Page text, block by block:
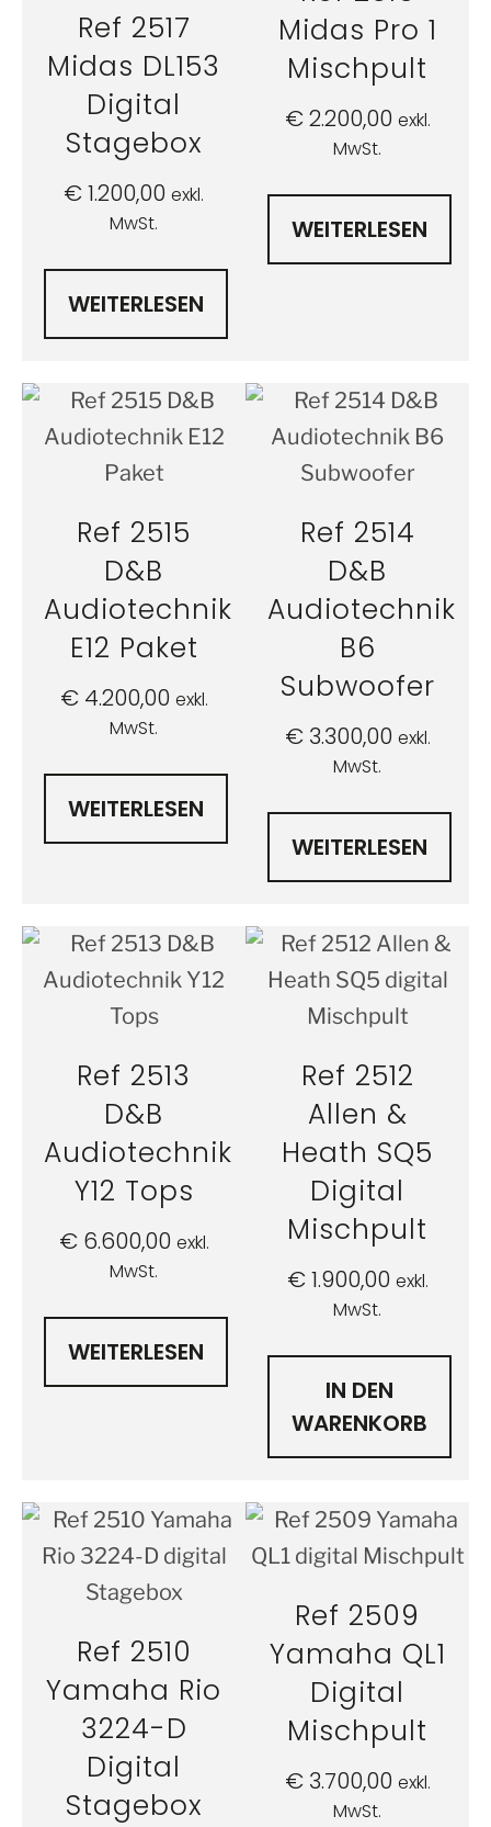
Ref 2517
Midas DL153
Digital
Stagebox
€1.200,00 exkl.
MwSt.
WEITERLESEN
Midas Pro 1
Mischpult
€2.200,00 exkl.
MwSt.
WEITERLESEN
Ref 2515
D&B
Audiotechnik
E12 Paket
€4.200,00 exkl.
MwSt.
WEITERLESEN
Ref 2514
D&B
Audiotechnik
B6
Subwoofer
€3.300,00 exkl.
MwSt.
WEITERLESEN
Ref 2513
D&B
Audiotechnik
Y12 Tops
€6.600,00 exkl.
MwSt.
WEITERLESEN
Ref 2512
Allen &
Heath SQ5
Digital
Mischpult
€1.900,00 exkl.
MwSt.
IN DEN
WARENKORB
Ref 2510
Yamaha Rio
3224-D
Digital
Stagebox
Ref 2509
Yamaha QL1
Digital
Mischpult
€3.700,00 exkl.
MwSt.